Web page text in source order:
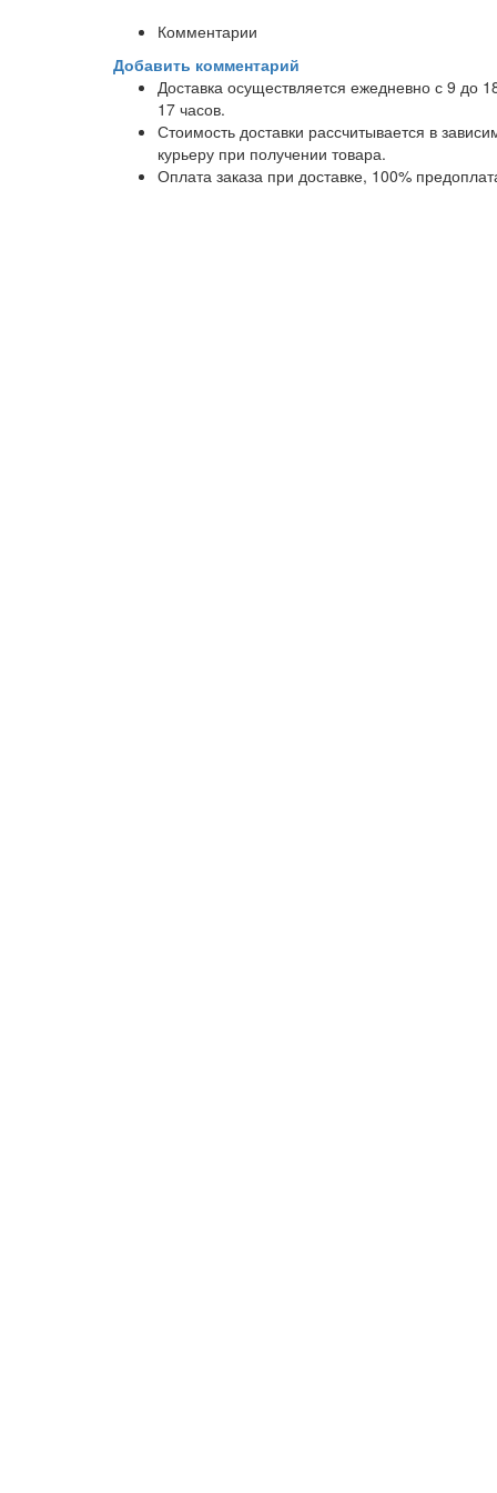
Комментарии
Добавить комментарий
Доставка осуществляется ежедневно с 9 до
17 часов.
Стоимость доставки рассчитывается в
курьеру при получении товара.
Оплата заказа при доставке, 100%